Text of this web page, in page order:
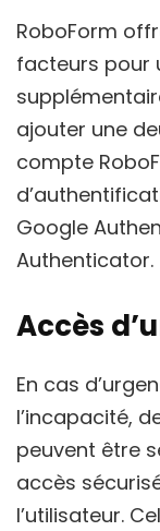
RoboForm
facteurs pour
ajouter une
compte
Google
Authenticator.
Accès
En cas
l’incapacité,
peuvent être
accès
l’utilisateur.